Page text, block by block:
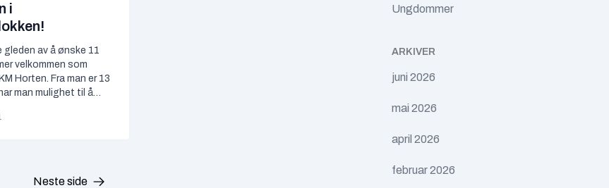
i
gleden av å ønske 11
velkommen som
Horten. Fra man er 13
man mulighet til å
heldige som hvert
Neste side
Ungdommer
ARKIVER
juni 2026
mai 2026
april 2026
februar 2026